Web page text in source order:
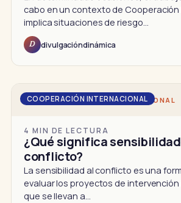
cabo en un contexto de
implica situaciones de riesgo…
D divulgacióndinámica
DD · COOPERACIÓN INTERNACIONAL
COOPERACIÓN INTERNACIONAL
4 MIN DE LECTURA
¿Qué significa
conflicto?
La sensibilidad al conflicto es una
evaluar los proyectos de
que se llevan a…